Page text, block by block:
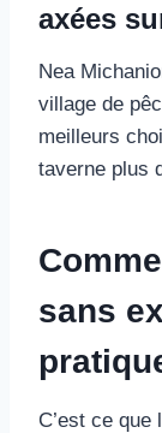
axées
Nea
village de
meilleurs
taverne plus
sans
C’est ce